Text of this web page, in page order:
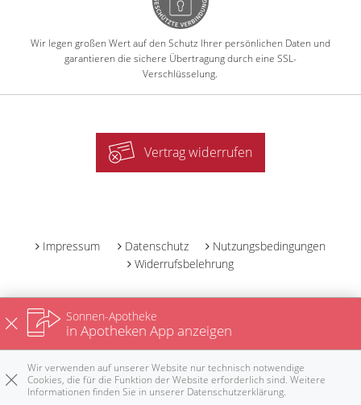
Anrufen E-Mail Rezepte Notdienst
Wir legen großen Wert auf den Schutz Ihrer persönlichen Daten und
garantieren die sichere Übertragung durch eine SSL-
Verschlüsselung.
Vertrag widerrufen
Impressum Datenschutz
Nutzungsbedingungen
Widerrufsbelehrung
Sonnen-Apotheke
in Apotheken App anzeigen
Wir verwenden auf unserer Website nur technisch notwendige
Cookies, die für die Funktion der Website erforderlich sind. Weitere
Informationen finden Sie in unserer Datenschutzerklärung.